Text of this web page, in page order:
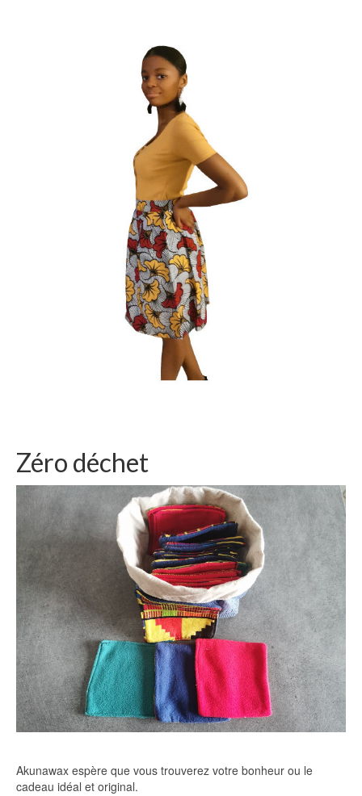
Zéro déchet
Akunawax espère que vous trouverez votre bonheur ou le
cadeau idéal et original.